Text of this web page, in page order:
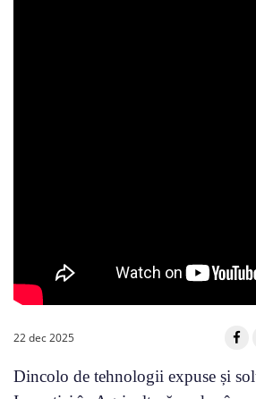
22 dec 2025
Dincolo de tehnologii expuse și